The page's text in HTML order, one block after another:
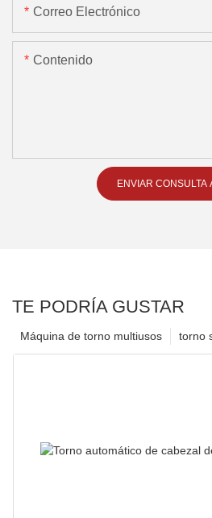
Correo Electrónico
Contenido
ENVIAR CONSULTA
TE PODRÍA GUSTAR
torno
Máquina de torno multiusos